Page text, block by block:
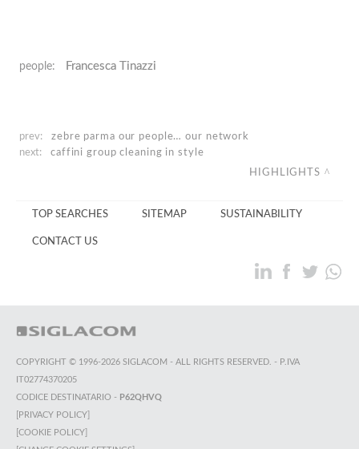
people: Francesca Tinazzi
prev: zebre parma our people… our network
next:
caffini group cleaning in style
HIGHLIGHTS
TOP SEARCHES SITEMAP SUSTAINABILITY
CONTACT US
COPYRIGHT © 1996-2026 SIGLACOM - ALL RIGHTS RESERVED. - P.IVA
IT02774370205
CODICE DESTINATARIO - P62QHVQ
[PRIVACY POLICY]
[COOKIE POLICY]